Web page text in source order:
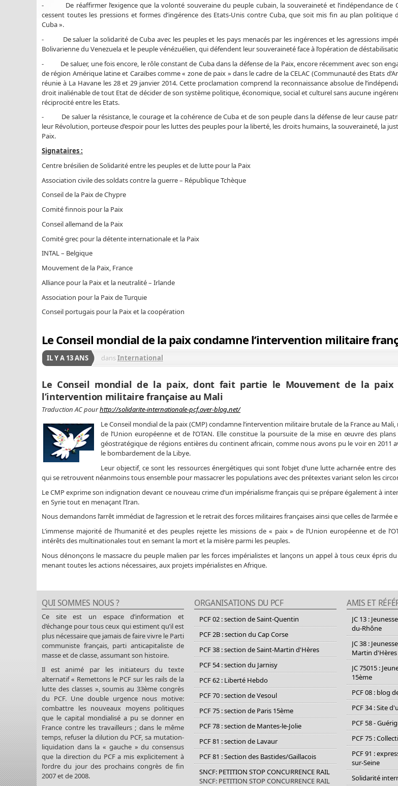
- De réaffirmer l’exigence que la volonté souveraine du peuple cubain, la souveraineté et l’indépendance de
cessent toutes les pressions et formes d’ingérence des Etats-Unis contre Cuba, que soit mis fin au plan politique
Cuba ».
- De saluer la solidarité de Cuba avec les peuples et les pays menacés par les ingérences et les agressions
Bolivarienne du Venezuela et le peuple vénézuélien, qui défendent leur souveraineté face à l’opération de
- De saluer, une fois encore, le rôle constant de Cuba dans la défense de la Paix, encore récemment avec son
de région Amérique latine et Caraïbes comme « zone de paix » dans le cadre de la CELAC (Communauté des Etats
réunie à La Havane les 28 et 29 janvier 2014. Cette proclamation comprend la reconnaissance absolue de
droit inaliénable de tout Etat de décider de son système politique, économique, social et culturel sans aucune
réciprocité entre les Etats.
- De saluer la résistance, le courage et la cohérence de Cuba et de son peuple dans la défense de leur cause
leur Révolution, porteuse d’espoir pour les luttes des peuples pour la liberté, les droits humains, la souveraineté, la
Paix.
Signataires :
Centre brésilien de Solidarité entre les peuples et de lutte pour la Paix
Association civile des soldats contre la guerre – République Tchèque
Conseil de la Paix de Chypre
Comité finnois pour la Paix
Conseil allemand de la Paix
Comité grec pour la détente internationale et la Paix
INTAL – Belgique
Mouvement de la Paix, France
Alliance pour la Paix et la neutralité – Irlande
Association pour la Paix de Turquie
Conseil portugais pour la Paix et la coopération
Le Conseil mondial de la paix condamne l’intervention militaire
IL Y A 13 ANS dansInternational
Le Conseil mondial de la paix, dont fait partie le Mouvement de la paix
l’intervention militaire française au Mali
Traduction AC pourhttp://solidarite-internationale-pcf.over-blog.net/
Le Conseil mondial de la paix (CMP) condamne l’intervention militaire brutale de la France au
de l’Union européenne et de l’OTAN. Elle constitue la poursuite de la mise en œuvre des
géostratégique de régions entières du continent africain, comme nous avons pu le voir en 2011
le bombardement de la Libye.
Leur objectif, ce sont les ressources énergétiques qui sont l’objet d’une lutte acharnée entre
qui se retrouvent néanmoins tous ensemble pour massacrer les populations avec des prétextes variant selon les
Le CMP exprime son indignation devant ce nouveau crime d’un impérialisme français qui se prépare également à
en Syrie tout en menaçant l’Iran.
Nous demandons l’arrêt immédiat de l’agression et le retrait des forces militaires françaises ainsi que celles de l’armée
L’immense majorité de l’humanité et des peuples rejette les missions de « paix » de l’Union européenne et de
intérêts des multinationales tout en semant la mort et la misère parmi les peuples.
Nous dénonçons le massacre du peuple malien par les forces impérialistes et lançons un appel à tous ceux épris du
menant toutes les actions nécessaires, aux projets impérialistes en Afrique.
QUI SOMMES NOUS ?
Ce site est un espace d’information et
d’échange pour tous ceux qui estiment qu’il est
plus nécessaire que jamais de faire vivre le Parti
communiste français, parti anticapitaliste de
masse et de classe, assumant son histoire.
Il est animé par les initiateurs du texte
alternatif « Remettons le PCF sur les rails de la
lutte des classes », soumis au 33ème congrès
du PCF. Une double urgence nous motive:
combattre les nouveaux moyens politiques
que le capital mondialisé a pu se donner en
France contre les travailleurs ; dans le même
temps, refuser la dilution du PCF, sa mutation-
liquidation dans la « gauche » du consensus
que la direction du PCF a mis explicitement à
l’ordre du jour des prochains congrès de fin
2007 et de 2008.
ORGANISATIONS DU PCF
PCF 02 : section de Saint-Quentin
PCF 2B : section du Cap Corse
PCF 38 : section de Saint-Martin d'Hères
PCF 54 : section du Jarnisy
PCF 62 : Liberté Hebdo
PCF 70 : section de Vesoul
PCF 75 : section de Paris 15ème
PCF 78 : section de Mantes-le-Jolie
PCF 81 : section de Lavaur
PCF 81 : Section des Bastides/Gaillacois
SNCF: PETITION STOP CONCURRENCE RAIL
SNCF: PETITION STOP CONCURRENCE RAIL
AMIS ET
JC 13 :
du-Rhône
JC 38 :
Martin d'Hères
JC 75015 :
15ème
PCF 08 : blog
PCF 34 : Site
PCF 58 -
PCF 75 :
PCF 91 :
sur-Seine
Solidarité